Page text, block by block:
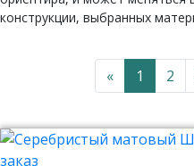
конструкции, выбранных
« 1 2